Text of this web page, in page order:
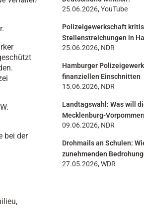
bei der
25.06.2026, YouTube
Polizeigewerkschaft
Stellenstreichungen in
25.06.2026, NDR
Hamburger
finanziellen Einschnitten
15.06.2026, NDR
Landtagswahl: Was will
Mecklenburg-
09.06.2026, NDR
Drohmails an Schulen:
zunehmenden
27.05.2026, WDR